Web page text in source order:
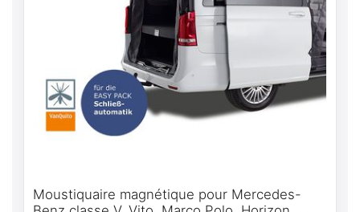
Moustiquaire magnétique pour Mercedes-